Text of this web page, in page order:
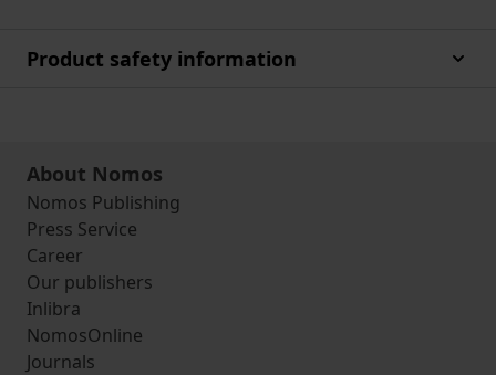
Product safety information
About Nomos
Nomos Publishing
Press Service
Career
Our publishers
Inlibra
NomosOnline
Journals